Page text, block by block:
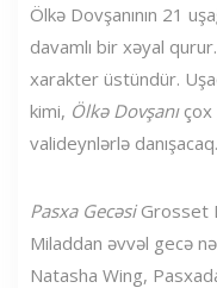
Ölkə Dovşanının 21
davamlı bir xəyal
xarakter üstündür.
kimi, Ölkə Dovşanıçox
valideynlərlə danışacaq.
Pasxa Gecəsi Grosset
Miladdan əvvəl gecə
Natasha Wing,